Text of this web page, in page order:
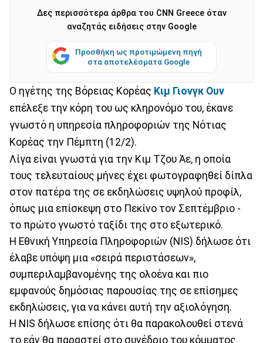
Δες περισσότερα άρθρα του CNN Greece όταν
αναζητάς ειδήσεις στην Google
Προσθήκη ως προτιμώμενη πηγή
στα αποτελέσματα Google
Ο ηγέτης της Βόρειας Κορέας Κιμ Γιονγκ Ουν
επέλεξε την κόρη του ως κληρονόμο του, έκανε
γνωστό η υπηρεσία πληροφοριών της Νότιας
Κορέας την Πέμπτη (12/2).
Λίγα είναι γνωστά για την Κιμ Τζου Άε, η οποία
τους τελευταίους μήνες έχει φωτογραφηθεί δίπλα
στον πατέρα της σε εκδηλώσεις υψηλού προφίλ,
όπως μια επίσκεψη στο Πεκίνο τον Σεπτέμβριο -
το πρώτο γνωστό ταξίδι της στο εξωτερικό.
Η Εθνική Υπηρεσία Πληροφοριών (NIS) δήλωσε ότι
έλαβε υπόψη μια «σειρά περιστάσεων»,
συμπεριλαμβανομένης της ολοένα και πιο
εμφανούς δημόσιας παρουσίας της σε επίσημες
εκδηλώσεις, για να κάνει αυτή την αξιολόγηση.
Η NIS δήλωσε επίσης ότι θα παρακολουθεί στενά
το εάν θα παραστεί στο συνέδριο του κόμματος